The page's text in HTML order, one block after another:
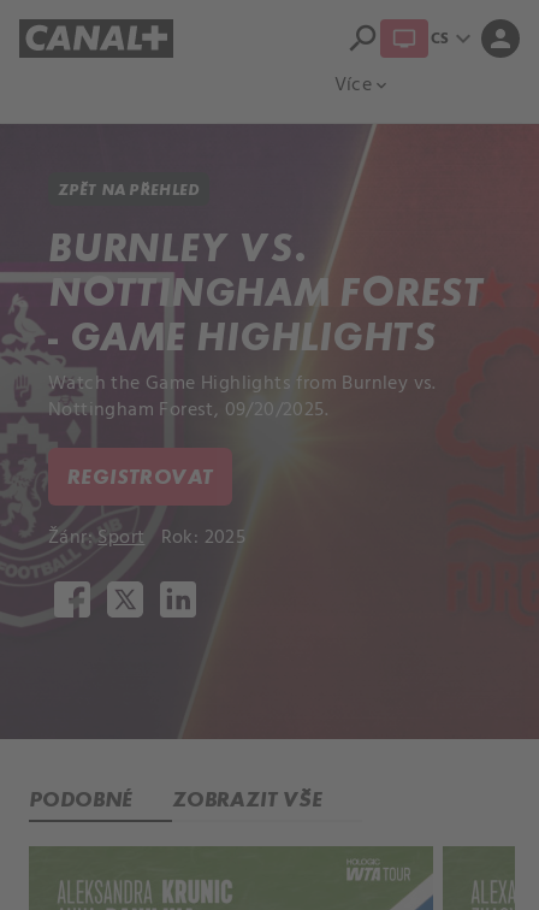
Více expand_more
search CS expand_more person
ZPĚT NA PŘEHLED
BURNLEY VS.
NOTTINGHAM FOREST
- GAME HIGHLIGHTS
Watch the Game Highlights from Burnley vs.
Nottingham Forest, 09/20/2025.
REGISTROVAT
Žánr:Sport Rok: 2025
PODOBNÉ ZOBRAZIT VŠE